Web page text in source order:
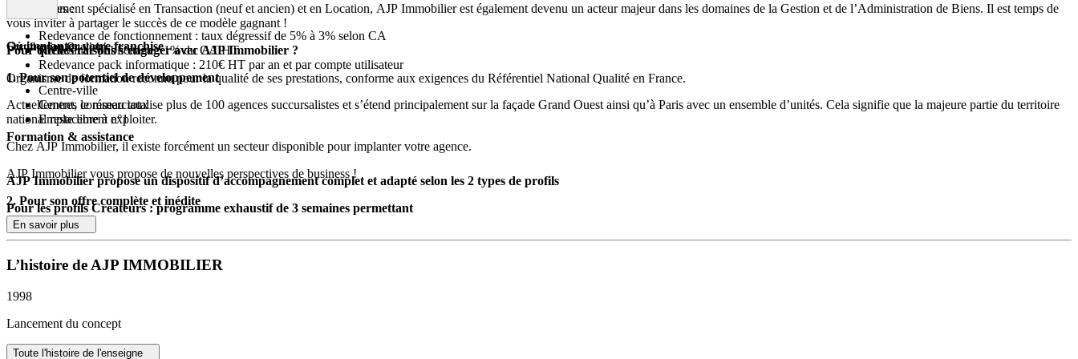
Historiquement spécialisé en Transaction (neuf et ancien) et en Location, AJP Immobilier est également devenu un acteur majeur dans les domaines de la Gestion et de l’Administration de Biens. Il est temps de
vous inviter à partager le succès de ce modèle gagnant !
Pour quelles raisons s’engager avec AJP Immobilier ?
1. Pour son potentiel de développement
Actuellement, le réseau totalise plus de 100 agences succursalistes et s’étend principalement sur la façade Grand Ouest ainsi qu’à Paris avec un ensemble d’unités. Cela signifie que la majeure partie du territoire
national reste libre à exploiter.
Chez AJP Immobilier, il existe forcément un secteur disponible pour implanter votre agence.
AJP Immobilier vous propose de nouvelles perspectives de business !
2. Pour son offre complète et inédite
« Notre différence, c’est notre modèle :
de nos franchisés pour les soutenir, les faire progresser et les aider à dépasser leurs objectifs.
Nous demeurons en veille constante sur notre métier afin d’en comprendre les enjeux de façon à améliorer notre activité, nos résultats et optimiser nos outils du quotidien.
Nos franchisés peuvent compter sur notre accompagnement complet et personnalisé.
Notre organisation et notre offre de services sont conçues pour faciliter leur travail et les inciter à performer.
Redevances :
Redevance de fonctionnement : taux dégressif de 5% à 3% selon CA
Redevance publicitaire : 1% du CA HT
Redevance pack informatique : 210€ HT par an et par compte utilisateur
Certification Qualiopi
Organisme de formation reconnu pour la qualité de ses prestations, conforme aux exigences du Référentiel National Qualité en France.
Où implanter votre franchise
Centre-ville
Centres commerciaux
Emplacement n°1
Formation & assistance
AJP Immobilier propose un dispositif d’accompagnement complet et adapté selon les 2 types de profils
Pour les profils Créateurs : programme exhaustif de 3 semaines permettant
d’acquérir les fondamentaux du métier
de maîtriser l’ensemble des process propres à sa culture réseau
Pour les Pros de l’immobilier : programme spécifique en immersion de 2 journées
Le parcours d’intégration – inclus dans le droit d’entrée – est élaboré en interne et est dispensé par nos professionnels de l’immobilier qui travaillent sur le terrain et partagent leur vision du métier.
Tous les thèmes sont prévus : gestion, juridique, management, marketing & communication, commercial… etc.
En savoir plus
L’histoire de AJP IMMOBILIER
1998
Lancement du concept
Toute l'histoire de l'enseigne